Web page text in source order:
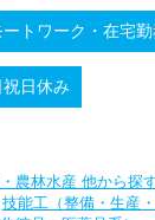
ートワーク・在宅勤
祝日休み
農林水産 他から探
技能工（整備・生産・